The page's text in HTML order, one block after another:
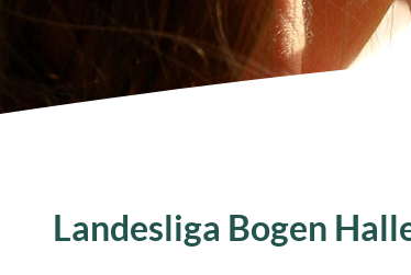
Landesliga Bogen